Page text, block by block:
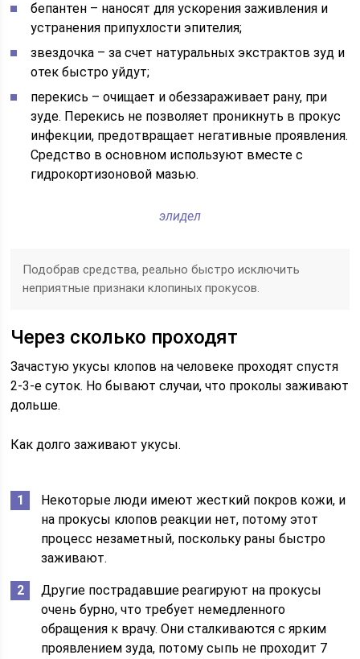
бепантен – наносят для ускорения заживления и
устранения припухлости эпителия;
звездочка – за счет натуральных экстрактов зуд и
отек быстро уйдут;
перекись – очищает и обеззараживает рану, при
зуде. Перекись не позволяет проникнуть в прокус
инфекции, предотвращает негативные проявления.
Средство в основном используют вместе с
гидрокортизоновой мазью.
элидел
Подобрав средства, реально быстро исключить
неприятные признаки клопиных прокусов.
Через сколько проходят
Зачастую укусы клопов на человеке проходят спустя
2-3-е суток. Но бывают случаи, что проколы заживают
дольше.
Как долго заживают укусы.
Некоторые люди имеют жесткий покров кожи, и
на прокусы клопов реакции нет, потому этот
процесс незаметный, поскольку раны быстро
заживают.
Другие пострадавшие реагируют на прокусы
очень бурно, что требует немедленного
обращения к врачу. Они сталкиваются с ярким
проявлением зуда, потому сыпь не проходит 7